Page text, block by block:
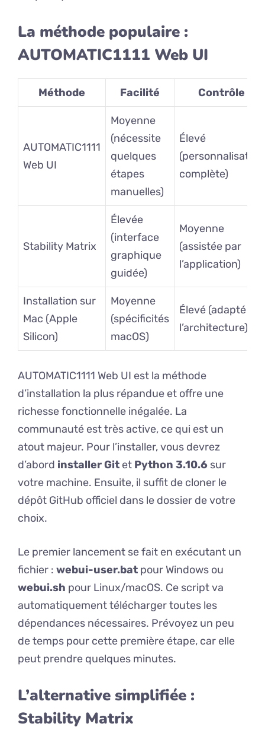
La méthode populaire :
AUTOMATIC1111 Web UI
Méthode Facilité Contrôle
AUTOMATIC1111
Web UI
Moyenne
(nécessite
quelques
étapes
manuelles)
Élevé
(personnalisation
complète)
Stability Matrix
Élevée
(interface
graphique
guidée)
Moyenne
(assistée par
l’application)
Installation sur
Mac (Apple
Silicon)
Moyenne
(spécificités
macOS)
Élevé (adapté à
l’architecture)
AUTOMATIC1111 Web UI est la méthode
d’installation la plus répandue et offre une
richesse fonctionnelle inégalée. La
communauté est très active, ce qui est un
atout majeur. Pour l’installer, vous devrez
d’abord installer Git et Python 3.10.6 sur
votre machine. Ensuite, il suffit de cloner le
dépôt GitHub officiel dans le dossier de votre
choix.
Le premier lancement se fait en exécutant un
fichier : webui-user.bat pour Windows ou
webui.sh pour Linux/macOS. Ce script va
automatiquement télécharger toutes les
dépendances nécessaires. Prévoyez un peu
de temps pour cette première étape, car elle
peut prendre quelques minutes.
L’alternative simplifiée :
Stability Matrix